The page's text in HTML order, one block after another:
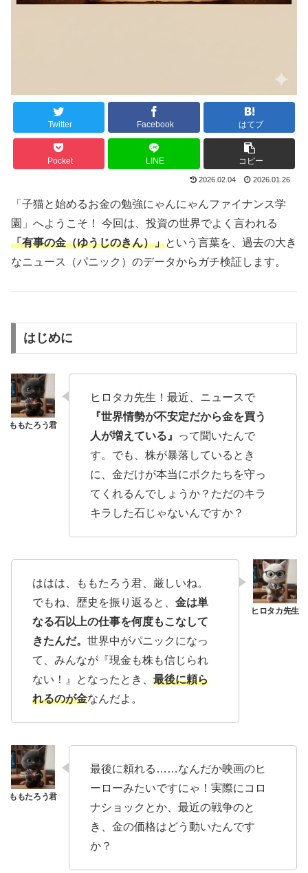
Twitter Facebook はてブ
Pocket LINE コピー
2026.02.04 2026.01.26
「子猫と始めるお金の勉強にゃんにゃんファイナンス学
園」へようこそ！ 今回は、投資の世界でよく言われる
「有事の金（ゆうじのきん）」という言葉を、過去の大き
なニュース（パニック）のデータからガチ検証します。
はじめに
ヒロタカ先生！最近、ニュースで
『世界情勢が不安定だから金を買う
人が増えている』
って聞いたんで
す。でも、株が暴落しているとき
に、金だけが本当にボクたちを守っ
てくれるんでしょうか？ただのキラ
キラした石じゃないんですか？
ははは、ももたろう君、厳しいね。
でもね、歴史を振り返ると、 金は単
なる石以上の仕事を何度もこなして
きたんだ。 世界中がパニックになっ
て、みんなが『現金も株も信じられ
ない！』となったとき、 最後に頼ら
れるのが金なんだよ。
最後に頼れる……なんだか映画のヒ
ーローみたいですにゃ！実際にコロ
ナショックとか、最近の戦争のと
き、金の価格はどう動いたんです
か？